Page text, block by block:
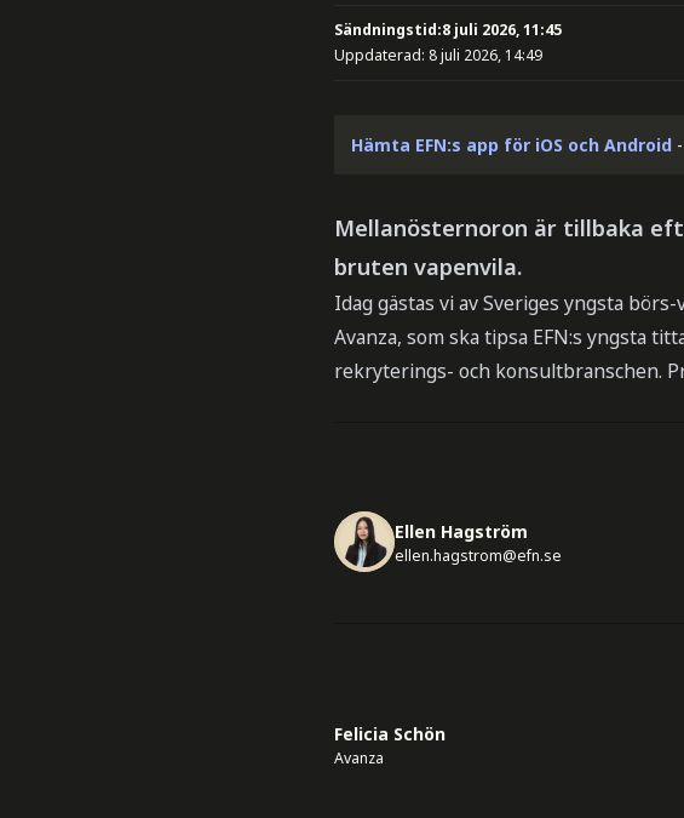
Sändningstid:8 juli 2026, 11:45
Uppdaterad: 8 juli 2026, 14:49
Hämta EFN:s app för iOS och Android
Mellanösternoron är tillbaka
bruten vapenvila.
Idag gästas vi av Sveriges yngsta
Avanza, som ska tipsa EFN:s yngsta
rekryterings- och konsultbranschen.
Ellen Hagström
ellen.hagstrom@efn.se
Felicia Schön
Avanza